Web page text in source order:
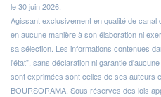
le 30 juin 2026.
Agissant exclusivement en qualité de
en aucune manière à son élaboration ni
sa sélection. Les informations contenues
l'état", sans déclaration ni garantie
sont exprimées sont celles de ses auteurs
BOURSORAMA. Sous réserves des lois